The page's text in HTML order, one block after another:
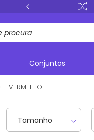
Conjuntos
VERMELHO
Tamanho